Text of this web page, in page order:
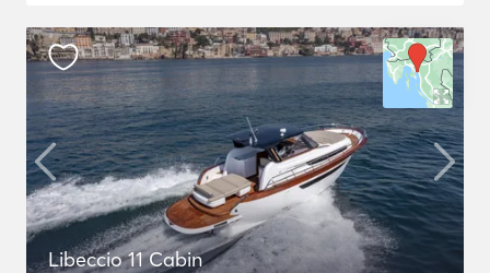
Libeccio 11 Cabin